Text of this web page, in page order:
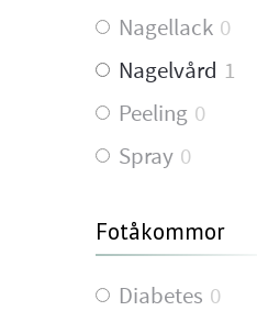
Nagellack 0
Nagelvård 1
Peeling 0
Spray 0
Fotåkommor
Diabetes 0